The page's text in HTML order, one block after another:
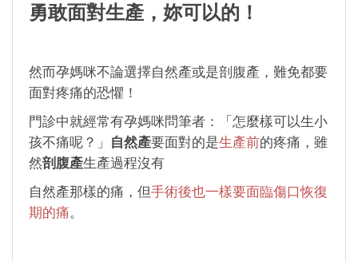
勇敢面對生產，妳可以的！
然而孕媽咪不論選擇自然產或是剖腹產，難免都要
面對疼痛的恐懼！
門診中就經常有孕媽咪問筆者：「怎麼樣可以生小
孩不痛呢？」
自然產要面對的是生產前的疼痛，雖
然剖腹產生產過程沒有
自然產那樣的痛，但手術後也一樣要面臨傷口恢復
期的痛